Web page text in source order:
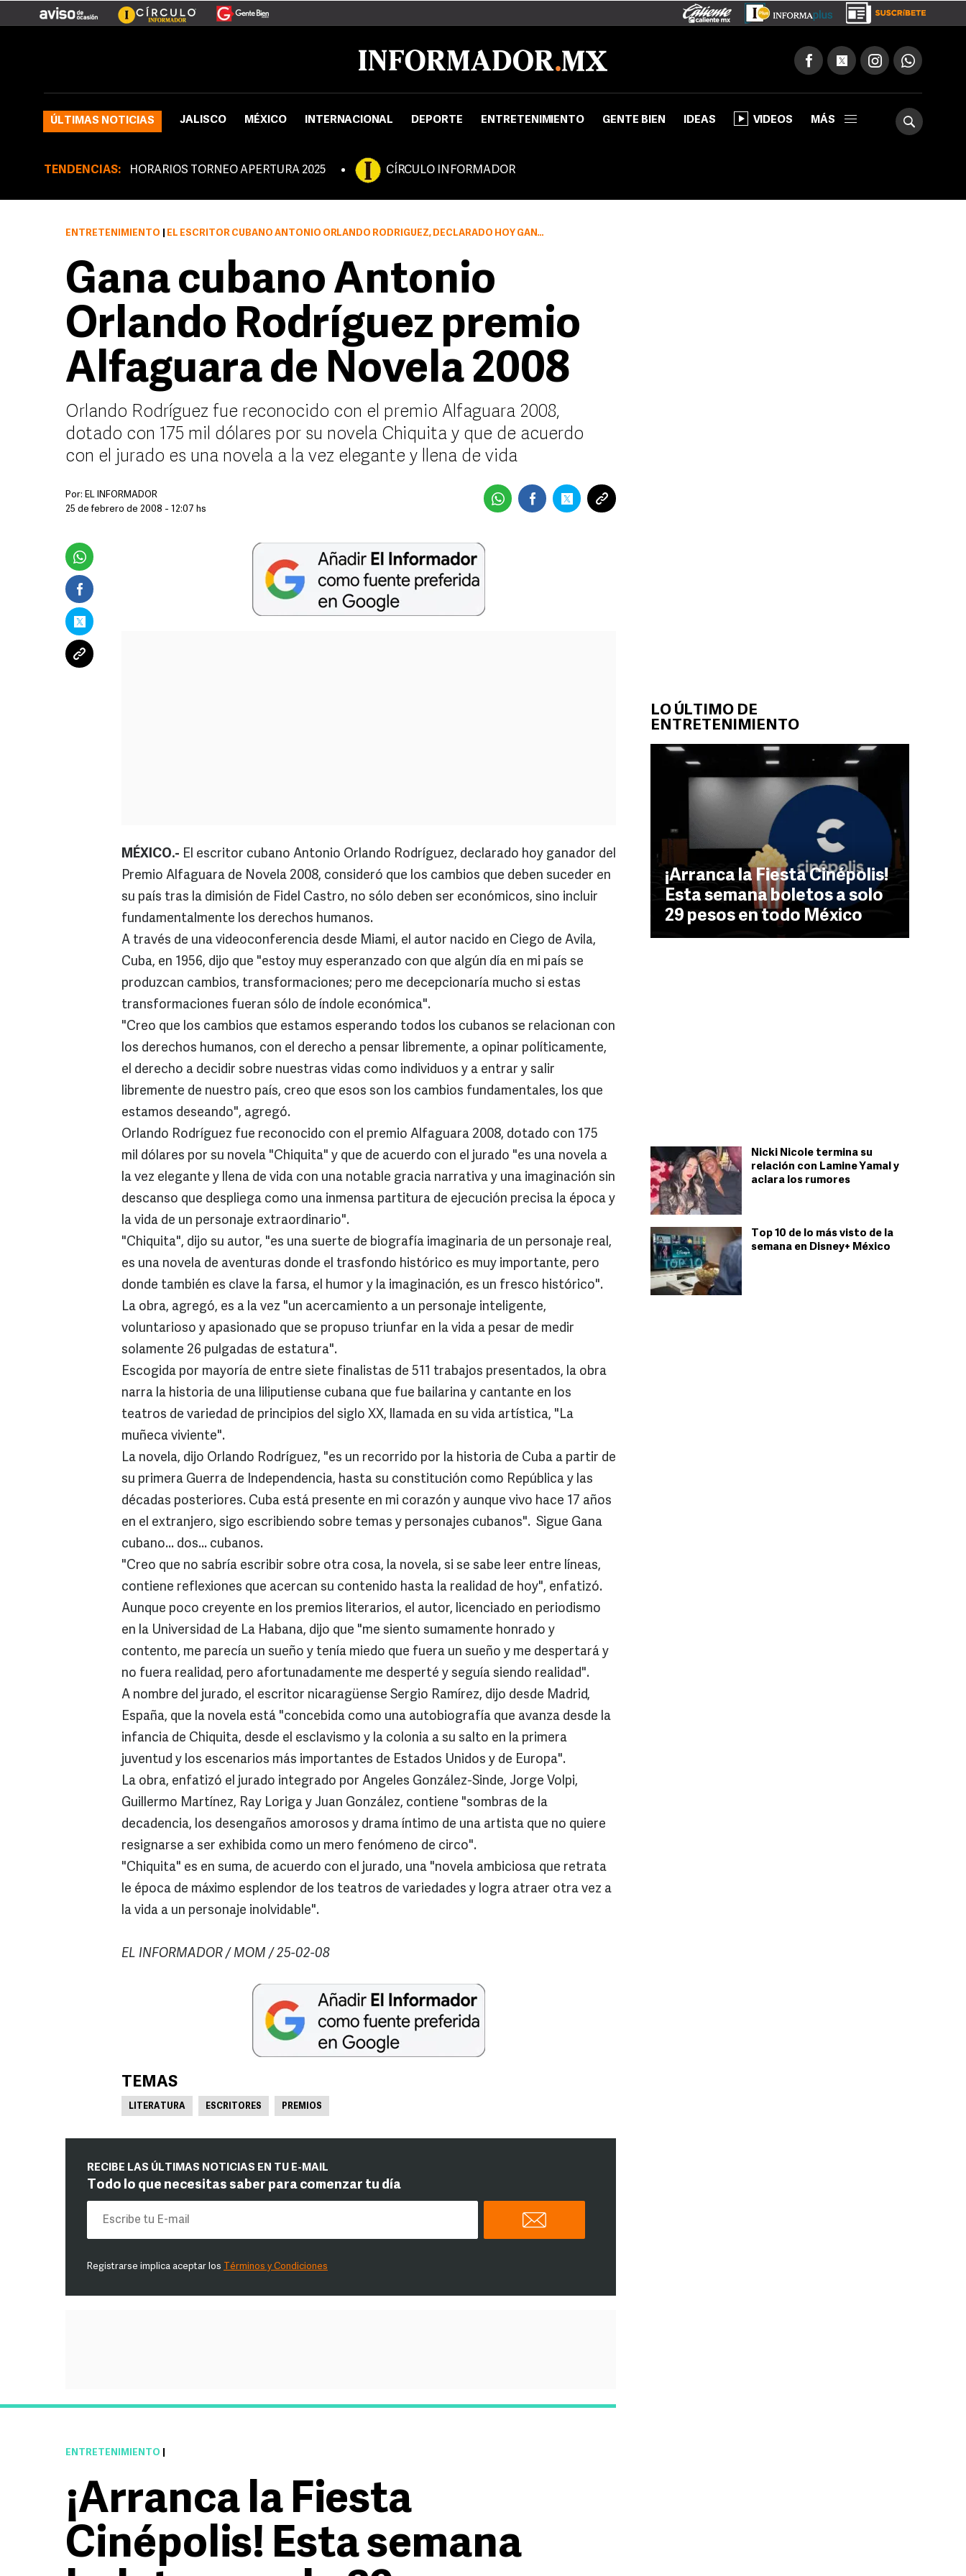
ÚLTIMAS NOTICIAS JALISCO MÉXICO INTERNACIONAL DEPORTE ENTRETENIMIENTO GENTE BIEN IDEAS VIDEOS MÁS
TENDENCIAS: HORARIOS TORNEO APERTURA 2025 CÍRCULO INFORMADOR
LO ÚLTIMO DE
ENTRETENIMIENTO
¡Arranca la Fiesta Cinépolis!
Esta semana boletos a solo
29 pesos en todo México
Nicki Nicole termina su
relación con Lamine Yamal y
aclara los rumores
Top 10 de lo más visto de la
semana en Disney+ México
ENTRETENIMIENTO EL ESCRITOR CUBANO ANTONIO ORLANDO RODRÍGUEZ, DECLARADO HOY GANADOR DEL PREMIO ALFAGUARA.
Gana cubano Antonio
Orlando Rodríguez premio
Alfaguara de Novela 2008
Orlando Rodríguez fue reconocido con el premio Alfaguara 2008,
dotado con 175 mil dólares por su novela Chiquita y que de acuerdo
con el jurado es una novela a la vez elegante y llena de vida
Por: EL INFORMADOR
25 de febrero de 2008 - 12:07 hs
MÉXICO.- El escritor cubano Antonio Orlando Rodríguez, declarado hoy ganador del
Premio Alfaguara de Novela 2008, consideró que los cambios que deben suceder en
su país tras la dimisión de Fidel Castro, no sólo deben ser económicos, sino incluir
fundamentalmente los derechos humanos.
A través de una videoconferencia desde Miami, el autor nacido en Ciego de Avila,
Cuba, en 1956, dijo que "estoy muy esperanzado con que algún día en mi país se
produzcan cambios, transformaciones; pero me decepcionaría mucho si estas
transformaciones fueran sólo de índole económica".
"Creo que los cambios que estamos esperando todos los cubanos se relacionan con
los derechos humanos, con el derecho a pensar libremente, a opinar políticamente,
el derecho a decidir sobre nuestras vidas como individuos y a entrar y salir
libremente de nuestro país, creo que esos son los cambios fundamentales, los que
estamos deseando", agregó.
Orlando Rodríguez fue reconocido con el premio Alfaguara 2008, dotado con 175
mil dólares por su novela "Chiquita" y que de acuerdo con el jurado "es una novela a
la vez elegante y llena de vida con una notable gracia narrativa y una imaginación sin
descanso que despliega como una inmensa partitura de ejecución precisa la época y
la vida de un personaje extraordinario".
"Chiquita", dijo su autor, "es una suerte de biografía imaginaria de un personaje real,
es una novela de aventuras donde el trasfondo histórico es muy importante, pero
donde también es clave la farsa, el humor y la imaginación, es un fresco histórico".
La obra, agregó, es a la vez "un acercamiento a un personaje inteligente,
voluntarioso y apasionado que se propuso triunfar en la vida a pesar de medir
solamente 26 pulgadas de estatura".
Escogida por mayoría de entre siete finalistas de 511 trabajos presentados, la obra
narra la historia de una liliputiense cubana que fue bailarina y cantante en los
teatros de variedad de principios del siglo XX, llamada en su vida artística, "La
muñeca viviente".
La novela, dijo Orlando Rodríguez, "es un recorrido por la historia de Cuba a partir de
su primera Guerra de Independencia, hasta su constitución como República y las
décadas posteriores. Cuba está presente en mi corazón y aunque vivo hace 17 años
en el extranjero, sigo escribiendo sobre temas y personajes cubanos". Sigue Gana
cubano... dos... cubanos.
"Creo que no sabría escribir sobre otra cosa, la novela, si se sabe leer entre líneas,
contiene reflexiones que acercan su contenido hasta la realidad de hoy", enfatizó.
Aunque poco creyente en los premios literarios, el autor, licenciado en periodismo
en la Universidad de La Habana, dijo que "me siento sumamente honrado y
contento, me parecía un sueño y tenía miedo que fuera un sueño y me despertará y
no fuera realidad, pero afortunadamente me desperté y seguía siendo realidad".
A nombre del jurado, el escritor nicaragüense Sergio Ramírez, dijo desde Madrid,
España, que la novela está "concebida como una autobiografía que avanza desde la
infancia de Chiquita, desde el esclavismo y la colonia a su salto en la primera
juventud y los escenarios más importantes de Estados Unidos y de Europa".
La obra, enfatizó el jurado integrado por Angeles González-Sinde, Jorge Volpi,
Guillermo Martínez, Ray Loriga y Juan González, contiene "sombras de la
decadencia, los desengaños amorosos y drama íntimo de una artista que no quiere
resignarse a ser exhibida como un mero fenómeno de circo".
"Chiquita" es en suma, de acuerdo con el jurado, una "novela ambiciosa que retrata
le época de máximo esplendor de los teatros de variedades y logra atraer otra vez a
la vida a un personaje inolvidable".
EL INFORMADOR / MOM / 25-02-08
TEMAS
LITERATURA ESCRITORES PREMIOS
RECIBE LAS ÚLTIMAS NOTICIAS EN TU E-MAIL
Todo lo que necesitas saber para comenzar tu día
Registrarse implica aceptar los Términos y Condiciones
ENTRETENIMIENTO
¡Arranca la Fiesta
Cinépolis! Esta semana